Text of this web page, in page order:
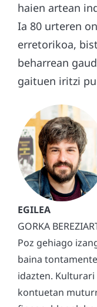
haien artean
Ia 80 urteren
erretorikoa,
beharrean
gaituen iritzi
GORKA
Poz gehiago
baina
idazten.
kontuetan